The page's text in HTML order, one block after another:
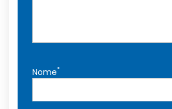
Nome*